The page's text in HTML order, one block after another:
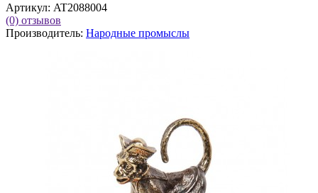
Артикул: AT2088004
(0) отзывов
Производитель: Народные промыслы